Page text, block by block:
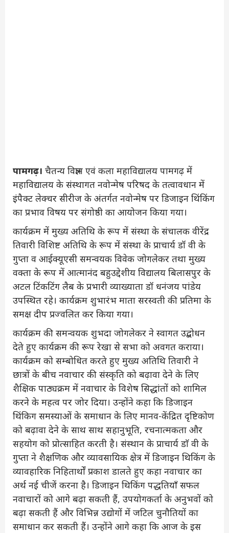
पामगढ़। चैतन्य विज्ञान एवं कला महाविद्यालय पामगढ़ में
महाविद्यालय के संस्थागत नवोन्मेष परिषद के तत्वावधान में
इंपैक्ट लेक्चर सीरीज के अंतर्गत नवोन्मेष पर डिजाइन थिंकिंग
का प्रभाव विषय पर संगोष्ठी का आयोजन किया गया।
कार्यक्रम में मुख्य अतिथि के रूप में संस्था के संचालक वीरेंद्र
तिवारी विशिष्ट अतिथि के रूप में संस्था के प्राचार्य डॉ वी के
गुप्ता व आईक्यूएसी समन्वयक विवेक जोगलेकर तथा मुख्य
वक्ता के रूप में आत्मानंद बहुउद्देशीय विद्यालय बिलासपुर के
अटल टिंकटिंग लैब के प्रभारी व्याख्याता डॉ धनंजय पांडेय
उपस्थित रहे। कार्यक्रम शुभारंभ माता सरस्वती की प्रतिमा के
समक्ष दीप प्रज्वलित कर किया गया।
कार्यक्रम की समन्वयक शुभदा जोगलेकर ने स्वागत उद्बोधन
देते हुए कार्यक्रम की रूप रेखा से सभा को अवगत कराया।
कार्यक्रम को सम्बोधित करते हुए मुख्य अतिथि तिवारी ने
छात्रों के बीच नवाचार की संस्कृति को बढ़ावा देने के लिए
शैक्षिक पाठ्यक्रम में नवाचार के विशेष सिद्धांतों को शामिल
करने के महत्व पर जोर दिया। उन्होंने कहा कि डिजाइन
थिंकिग समस्याओं के समाधान के लिए मानव-केंद्रित दृष्टिकोण
को बढ़ावा देने के साथ साथ सहानुभूति, रचनात्मकता और
सहयोग को प्रोत्साहित करती है। संस्थान के प्राचार्य डाॅ वी के
गुप्ता ने शैक्षणिक और व्यावसायिक क्षेत्र में डिजाइन थिकिंग के
व्यावहारिक निहितार्थों प्रकाश डालते हुए कहा नवाचार का
अर्थ नई चीजें करना है। डिजाइन थिकिंग पद्धतियाँ सफल
नवाचारों को आगे बढ़ा सकती हैं, उपयोगकर्ता के अनुभवों को
बढ़ा सकती हैं और विभिन्न उद्योगों में जटिल चुनौतियों का
समाधान कर सकती हैं। उन्होंने आगे कहा कि आज के इस